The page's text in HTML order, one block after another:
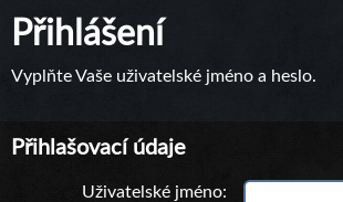
Přihlášení
Vyplňte Vaše uživatelské jméno a heslo.
Přihlašovací údaje
Uživatelské jméno